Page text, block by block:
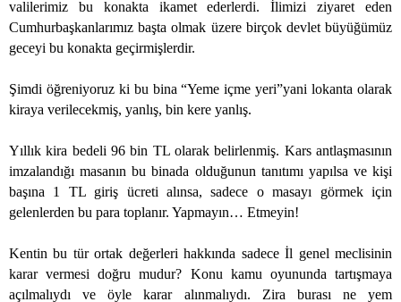
valilerimiz bu konakta ikamet ederlerdi. İlimizi ziyaret eden
Cumhurbaşkanlarımız başta olmak üzere birçok devlet büyüğümüz
geceyi bu konakta geçirmişlerdir.
Şimdi öğreniyoruz ki bu bina “Yeme içme yeri”yani lokanta olarak
kiraya verilecekmiş, yanlış, bin kere yanlış.
Yıllık kira bedeli 96 bin TL olarak belirlenmiş. Kars antlaşmasının
imzalandığı masanın bu binada olduğunun tanıtımı yapılsa ve kişi
başına 1 TL giriş ücreti alınsa, sadece o masayı görmek için
gelenlerden bu para toplanır. Yapmayın… Etmeyin!
Kentin bu tür ortak değerleri hakkında sadece İl genel meclisinin
karar vermesi doğru mudur? Konu kamu oyununda tartışmaya
açılmalıydı ve öyle karar alınmalıydı. Zira burası ne yem